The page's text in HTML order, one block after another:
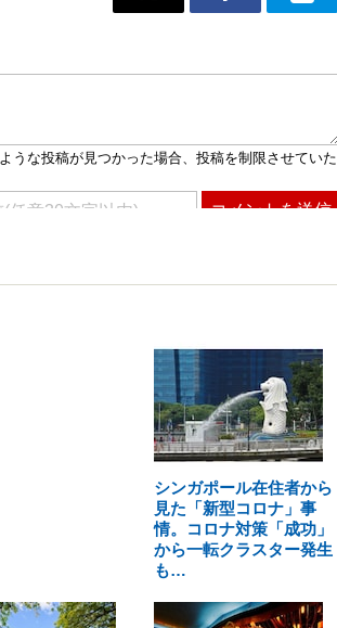
シンガポール在住者から
見た「新型コロナ」事
情。コロナ対策「成功」
から一転クラスター発生
も…